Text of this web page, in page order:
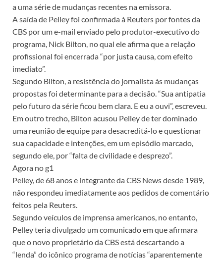
a uma série de mudanças recentes na emissora.
A saída de Pelley foi confirmada à Reuters por fontes da
CBS por um e-mail enviado pelo produtor-executivo do
programa, Nick Bilton, no qual ele afirma que a relação
profissional foi encerrada “por justa causa, com efeito
imediato”.
Segundo Bilton, a resistência do jornalista às mudanças
propostas foi determinante para a decisão. “Sua antipatia
pelo futuro da série ficou bem clara. E eu a ouvi”, escreveu.
Em outro trecho, Bilton acusou Pelley de ter dominado
uma reunião de equipe para desacreditá-lo e questionar
sua capacidade e intenções, em um episódio marcado,
segundo ele, por “falta de civilidade e desprezo”.
Agora no g1
Pelley, de 68 anos e integrante da CBS News desde 1989,
não respondeu imediatamente aos pedidos de comentário
feitos pela Reuters.
Segundo veículos de imprensa americanos, no entanto,
Pelley teria divulgado um comunicado em que afirmara
que o novo proprietário da CBS está descartando a
“lenda” do icônico programa de notícias “aparentemente